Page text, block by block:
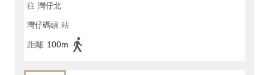
往 灣仔北
灣仔碼頭 站
距離 100m